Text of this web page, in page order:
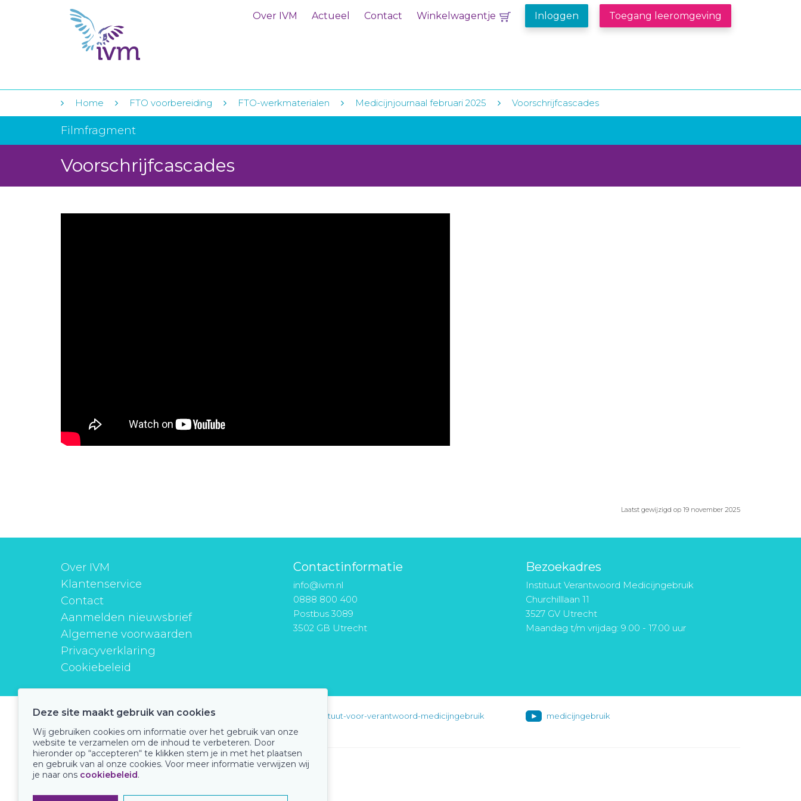
Over IVM Actueel Contact Winkelwagentje Inloggen Toegang leeromgeving
Home FTO voorbereiding FTO-werkmaterialen Medicijnjournaal februari 2025 Voorschrijfcascades
Filmfragment
Voorschrijfcascades
Laatst gewijzigd op 19 november 2025
Over IVM
Klantenservice
Contact
Aanmelden nieuwsbrief
Algemene voorwaarden
Privacyverklaring
Cookiebeleid
Contactinformatie
info@ivm.nl
0888 800 400
Postbus 3089
3502 GB Utrecht
Bezoekadres
Instituut Verantwoord Medicijngebruik
Churchilllaan 11
3527 GV Utrecht
Maandag t/m vrijdag: 9.00 - 17.00 uur
instituutverantwoordmedicijngebruik instituut-voor-verantwoord-medicijngebruik medicijngebruik
Onze keurmerken
Deze site maakt gebruik van cookies
Wij gebruiken cookies om informatie over het gebruik van onze
website te verzamelen om de inhoud te verbeteren. Door
hieronder op “accepteren“ te klikken stem je in met het plaatsen
en gebruik van al onze cookies. Voor meer informatie verwijzen wij
je naar ons cookiebeleid.